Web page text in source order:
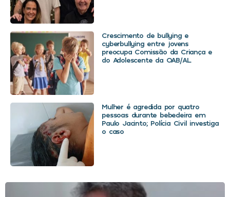
Crescimento de bullying e
cyberbullying entre jovens
preocupa Comissão da Criança e
do Adolescente da OAB/AL
Mulher é agredida por quatro
pessoas durante bebedeira em
Paulo Jacinto; Polícia Civil investiga
o caso